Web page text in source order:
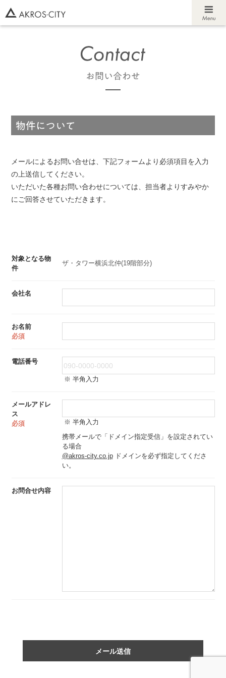
メールによるお問い合せは、下記フォームより必須項目を入力
の上送信してください。
いただいた各種お問い合わせについては、担当者よりすみやか
にご回答させていただきます。
対象となる物
件
ザ・タワー横浜北仲(19階部分)
会社名
お名前
必須
電話番号
※ 半角入力
メールアドレ
ス
必須
※ 半角入力
携帯メールで「ドメイン指定受信」を設定されてい
る場合
@akros-city.co.jpドメインを必ず指定してくださ
い。
お問合せ内容